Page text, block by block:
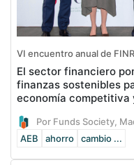
VI encuentro anual de
El sector financiero
finanzas sostenibles
economía competitiva
Por Funds Society,
AEB
ahorro cambio ...